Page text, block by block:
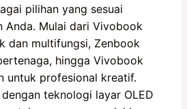
pilihan yang sesuai
Anda. Mulai dari Vivobook
dan multifungsi, Zenbook
hingga Vivobook
untuk profesional kreatif.
teknologi layar OLED